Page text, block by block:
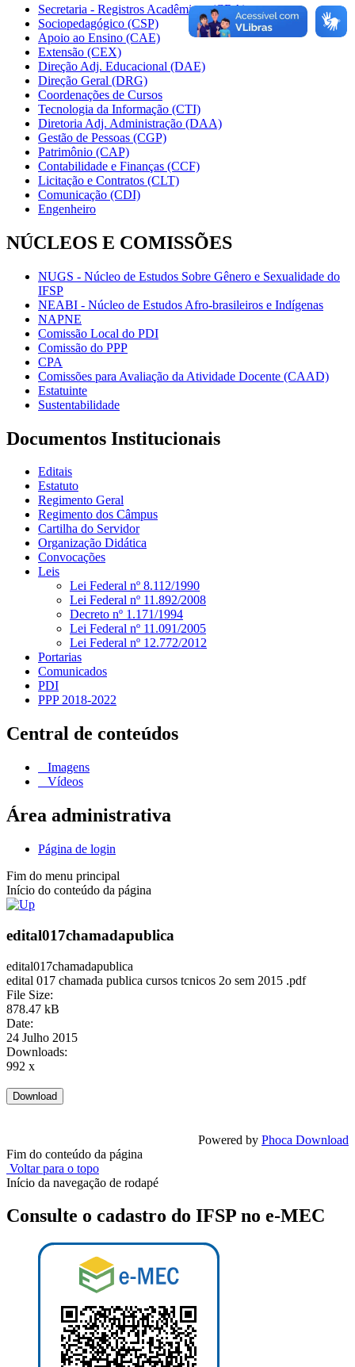
Secretaria - Registros Acadêmicos (CRA)
Sociopedagógico (CSP)
Apoio ao Ensino (CAE)
Extensão (CEX)
Direção Adj. Educacional (DAE)
Direção Geral (DRG)
Coordenações de Cursos
Tecnologia da Informação (CTI)
Diretoria Adj. Administração (DAA)
Gestão de Pessoas (CGP)
Patrimônio (CAP)
Contabilidade e Finanças (CCF)
Licitação e Contratos (CLT)
Comunicação (CDI)
Engenheiro
NÚCLEOS E COMISSÕES
NUGS - Núcleo de Estudos Sobre Gênero e Sexualidade do
IFSP
NEABI - Núcleo de Estudos Afro-brasileiros e Indígenas
NAPNE
Comissão Local do PDI
Comissão do PPP
CPA
Comissões para Avaliação da Atividade Docente (CAAD)
Estatuinte
Sustentabilidade
Documentos Institucionais
Editais
Estatuto
Regimento Geral
Regimento dos Câmpus
Cartilha do Servidor
Organização Didática
Convocações
Leis
Lei Federal nº 8.112/1990
Lei Federal nº 11.892/2008
Decreto nº 1.171/1994
Lei Federal nº 11.091/2005
Lei Federal nº 12.772/2012
Portarias
Comunicados
PDI
PPP 2018-2022
Central de conteúdos
Imagens
Vídeos
Área administrativa
Página de login
Fim do menu principal
Início do conteúdo da página
edital017chamadapublica
edital017chamadapublica
edital 017 chamada publica cursos tcnicos 2o sem 2015 .pdf
File Size:
878.47 kB
Date:
24 Julho 2015
Downloads:
992 x
Powered by Phoca Download
Fim do conteúdo da página
Voltar para o topo
Início da navegação de rodapé
Consulte o cadastro do IFSP no e-MEC